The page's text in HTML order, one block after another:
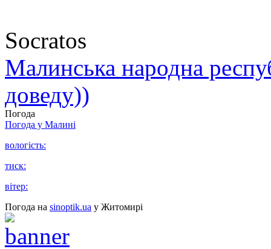
Socratos
Малинська народна
доведу))
Погода
Погода у Малині
вологість:
тиск:
вітер:
Погода на sinoptik.ua у Житомирі